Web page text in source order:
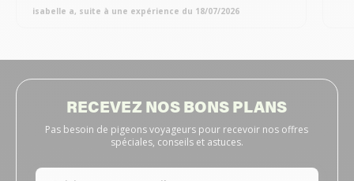
isabelle a, suite à une expérience du 18/07/2026
RECEVEZ NOS BONS PLANS
Pas besoin de pigeons voyageurs pour recevoir nos offres
spéciales, conseils et astuces.